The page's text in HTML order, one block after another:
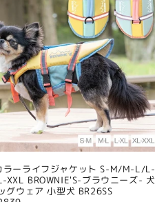
ラーライフジャケット S-M/M-L/L-
XXL BROWNIE'S-ブラウニーズ- 犬
グウェア 小型犬 BR26SS